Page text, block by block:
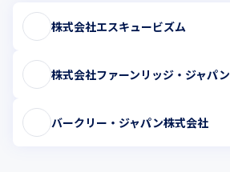
株式会社エスキュービズム
株式会社ファーンリッジ・ジャパン
バークリー・ジャパン株式会社